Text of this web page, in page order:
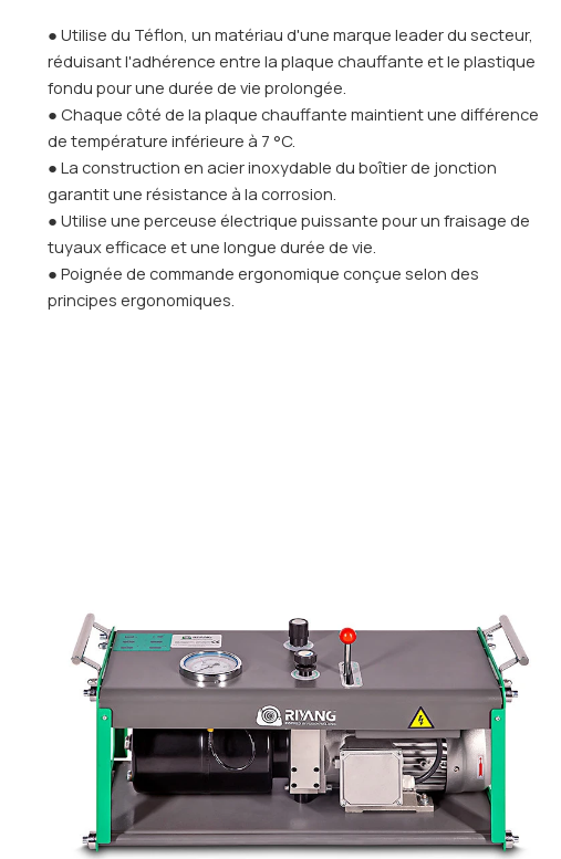
● Utilise du Téflon, un matériau d'une marque leader du secteur,
réduisant l'adhérence entre la plaque chauffante et le plastique
fondu pour une durée de vie prolongée.
● Chaque côté de la plaque chauffante maintient une différence
de température inférieure à 7 °C.
● La construction en acier inoxydable du boîtier de jonction
garantit une résistance à la corrosion.
● Utilise une perceuse électrique puissante pour un fraisage de
tuyaux efficace et une longue durée de vie.
● Poignée de commande ergonomique conçue selon des
principes ergonomiques.